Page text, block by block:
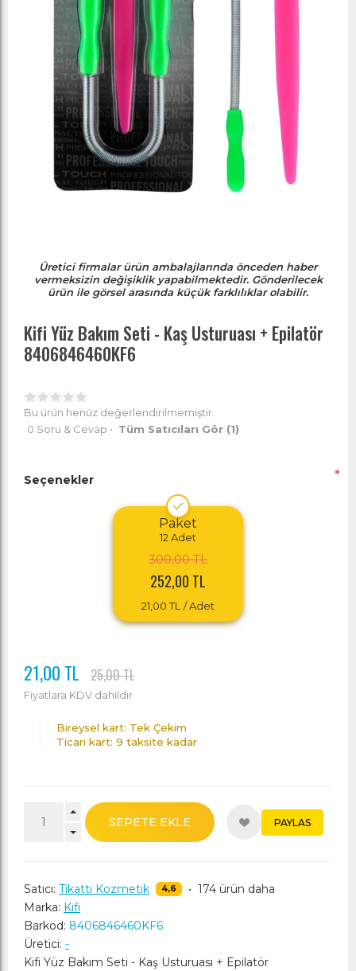
Üretici firmalar ürün ambalajlarında önceden haber
vermeksizin değişiklik yapabilmektedir. Gönderilecek
ürün ile görsel arasında küçük farklılıklar olabilir.
Kifi Yüz Bakım Seti - Kaş Usturuası + Epilatör
8406846460KF6
Bu ürün henüz değerlendirilmemiştir.
0 Soru & Cevap • Tüm Satıcıları Gör (1)
Seçenekler *
Paket
12 Adet
300,00 TL
252,00 TL
21,00 TL / Adet
21,00 TL 25,00 TL
Fiyatlara KDV dahildir
Bireysel kart: Tek Çekim
Ticari kart: 9 taksite kadar
SEPETE EKLE PAYLAS
Satıcı: Tikatti Kozmetik 4,6 • 174 ürün daha
Marka: Kifi
Barkod: 8406846460KF6
Üretici: -
Kifi Yüz Bakım Seti - Kaş Usturuası + Epilatör